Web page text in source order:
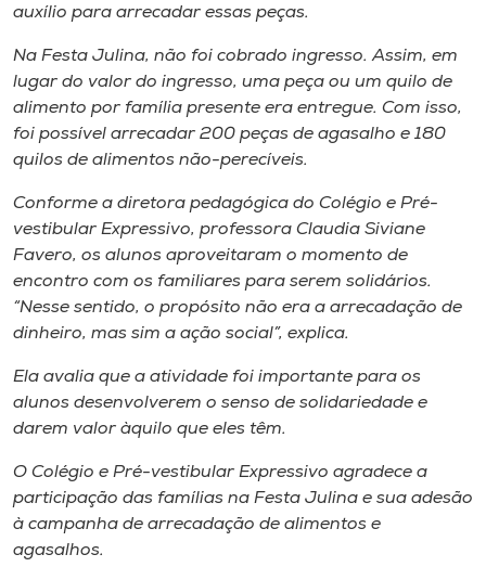
Unoesc
Store
o idioma
auxílio para arrecadar essas peças.
Na Festa Julina, não foi cobrado ingresso. Assim, em
lugar do valor do ingresso, uma peça ou um quilo de
alimento por família presente era entregue. Com isso,
foi possível arrecadar 200 peças de agasalho e 180
quilos de alimentos não-perecíveis.
Conforme a diretora pedagógica do Colégio e Pré-
vestibular Expressivo, professora Claudia Siviane
Favero, os alunos aproveitaram o momento de
encontro com os familiares para serem solidários.
“Nesse sentido, o propósito não era a arrecadação de
dinheiro, mas sim a ação social”, explica.
Ela avalia que a atividade foi importante para os
alunos desenvolverem o senso de solidariedade e
darem valor àquilo que eles têm.
O Colégio e Pré-vestibular Expressivo agradece a
participação das famílias na Festa Julina e sua adesão
à campanha de arrecadação de alimentos e
agasalhos.